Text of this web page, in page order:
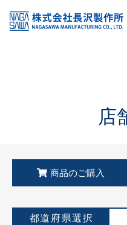
KSS加盟店・取扱店情報
店舗一覧
店
商品のご購入
都道府県選択